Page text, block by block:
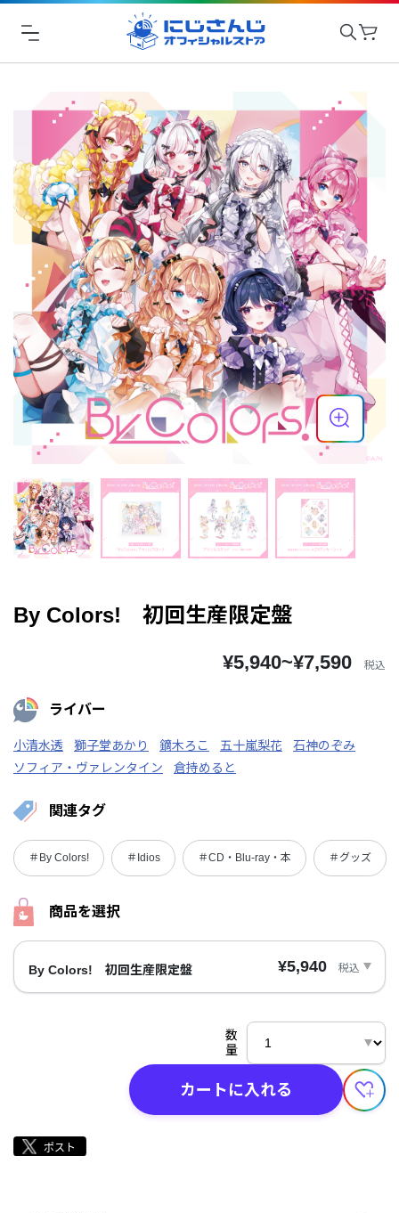
By Colors! 初回生産限定盤
¥5,940~¥7,590 税込
ライバー
小清水透 獅子堂あかり 鏑木ろこ 五十嵐梨花
石神のぞみ
ソフィア・ヴァレンタイン
倉持めると
関連タグ
＃By Colors! ＃Idios ＃CD・Blu-ray・本 ＃グッズ
商品を選択
By Colors! 初回生産限定盤 ¥5,940 税込
数
量
カートに入れる